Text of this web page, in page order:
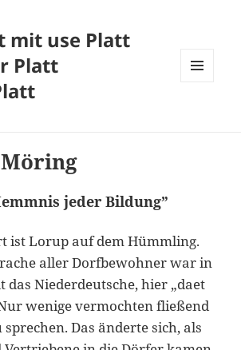
mit use Platt
Platt
jeder Bildung”
ist Lorup auf dem Hümmling.
aller Dorfbewohner war in
Niederdeutsche, hier „daet
wenige vermochten fließend
Das änderte sich, als